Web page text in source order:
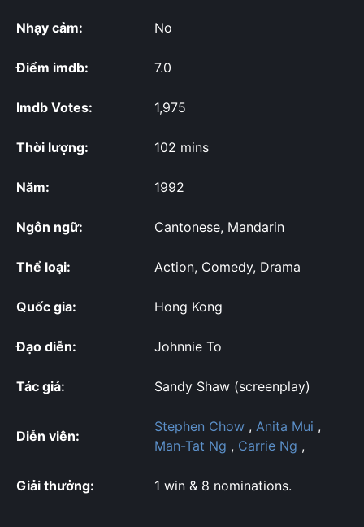
Nhạy cảm: No
Điểm imdb: 7.0
Imdb Votes: 1,975
Thời lượng: 102 mins
Năm: 1992
Ngôn ngữ: Cantonese, Mandarin
Thể loại: Action, Comedy, Drama
Quốc gia: Hong Kong
Đạo diễn: Johnnie To
Tác giả: Sandy Shaw (screenplay)
Diễn viên:
Stephen Chow , Anita Mui ,
Man-Tat Ng , Carrie Ng ,
Giải thưởng: 1 win & 8 nominations.